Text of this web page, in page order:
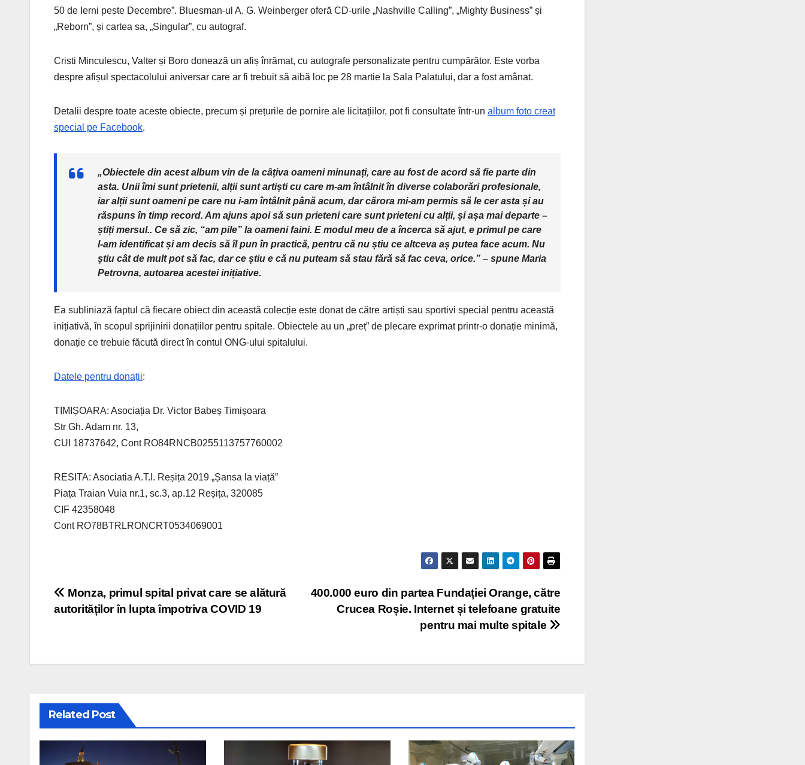
50 de Ierni peste Decembre”. Bluesman-ul A. G. Weinberger oferă CD-urile „Nashville Calling”, „Mighty Business” și
„Reborn”, și cartea sa, „Singular”, cu autograf.
Cristi Minculescu, Valter și Boro donează un afiș înrămat, cu autografe personalizate pentru cumpărător. Este vorba
despre afișul spectacolului aniversar care ar fi trebuit să aibă loc pe 28 martie la Sala Palatului, dar a fost amânat.
Detalii despre toate aceste obiecte, precum și prețurile de pornire ale licitațiilor, pot fi consultate într-un album foto creat
special pe Facebook.
„Obiectele din acest album vin de la câțiva oameni minunați, care au fost de acord să fie parte din
asta. Unii îmi sunt prietenii, alții sunt artiști cu care m-am întâlnit în diverse colaborări profesionale,
iar alții sunt oameni pe care nu i-am întâlnit până acum, dar cărora mi-am permis să le cer asta și au
răspuns în timp record. Am ajuns apoi să sun prieteni care sunt prieteni cu alții, și așa mai departe –
știți mersul.. Ce să zic, “am pile” la oameni faini. E modul meu de a încerca să ajut, e primul pe care
l-am identificat și am decis să îl pun în practică, pentru că nu știu ce altceva aș putea face acum. Nu
știu cât de mult pot să fac, dar ce știu e că nu puteam să stau fără să fac ceva, orice.” – spune Maria
Petrovna, autoarea acestei inițiative.
Ea subliniază faptul că fiecare obiect din această colecție este donat de către artiști sau sportivi special pentru această
inițiativă, în scopul sprijinirii donațiilor pentru spitale. Obiectele au un „preț” de plecare exprimat printr-o donație minimă,
donație ce trebuie făcută direct în contul ONG-ului spitalului.
Datele pentru donații:
TIMIȘOARA: Asociația Dr. Victor Babeș Timișoara
Str Gh. Adam nr. 13,
CUI 18737642, Cont RO84RNCB0255113757760002
RESITA: Asociatia A.T.I. Reșița 2019 „Șansa la viață”
Piața Traian Vuia nr.1, sc.3, ap.12 Reșița, 320085
CIF 42358048
Cont RO78BTRLRONCRT0534069001
Post navigation
400.000 euro din partea Fundației Orange, către
Crucea Roșie. Internet și telefoane gratuite
pentru mai multe spitale
Monza, primul spital privat care se alătură
autorităților în lupta împotriva COVID 19
Related Post